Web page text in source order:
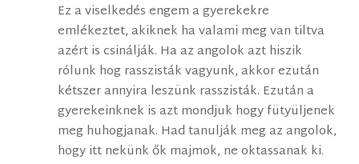
Ez a viselkedés engem a gyerekekre
emlékeztet, akiknek ha valami meg van tiltva
azért is csinálják. Ha az angolok azt hiszik
rólunk hog rasszisták vagyunk, akkor ezután
kétszer annyira leszünk rasszisták. Ezután a
gyerekeinknek is azt mondjuk hogy fütyüljenek
meg huhogjanak. Had tanulják meg az angolok,
hogy itt nekünk ők majmok, ne oktassanak ki.